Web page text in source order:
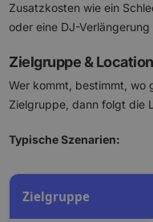
Zusatzkosten wie ein
oder eine DJ-
Zielgruppe & Location
Wer kommt, bestimmt, wo
Zielgruppe, dann folgt die
Typische Szenarien:
Zielgruppe